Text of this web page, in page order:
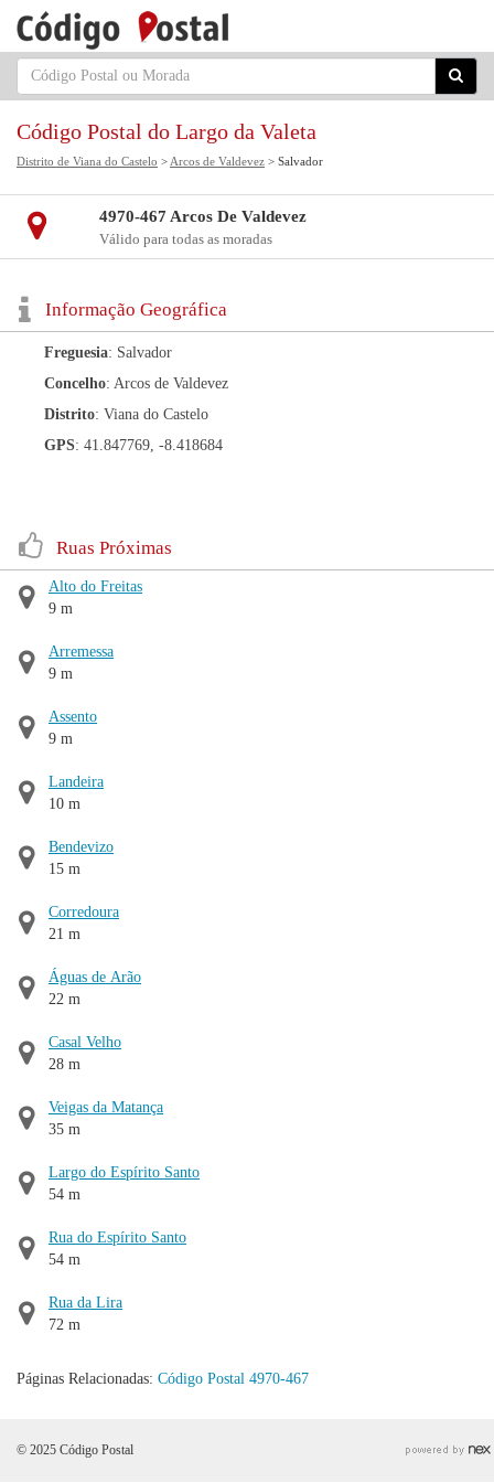
Código Postal do Largo da Valeta
Distrito de Viana do Castelo > Arcos de Valdevez > Salvador
4970-467 Arcos De Valdevez
Válido para todas as moradas
Informação Geográfica
Freguesia: Salvador
Concelho: Arcos de Valdevez
Distrito: Viana do Castelo
GPS: 41.847769, -8.418684
Ruas Próximas
Alto do Freitas
9 m
Arremessa
9 m
Assento
9 m
Landeira
10 m
Bendevizo
15 m
Corredoura
21 m
Águas de Arão
22 m
Casal Velho
28 m
Veigas da Matança
35 m
Largo do Espírito Santo
54 m
Rua do Espírito Santo
54 m
Rua da Lira
72 m
Páginas Relacionadas: Código Postal 4970-467
© 2025 Código Postal